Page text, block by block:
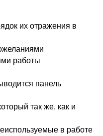
их отражения в
работы
панель
так же, как и
в работе